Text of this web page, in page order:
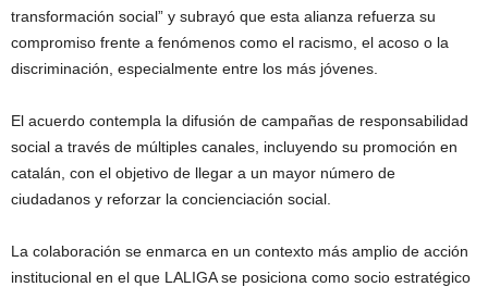
transformación social” y subrayó que esta alianza refuerza su
compromiso frente a fenómenos como el racismo, el acoso o la
discriminación, especialmente entre los más jóvenes.
El acuerdo contempla la difusión de campañas de responsabilidad
social a través de múltiples canales, incluyendo su promoción en
catalán, con el objetivo de llegar a un mayor número de
ciudadanos y reforzar la concienciación social.
La colaboración se enmarca en un contexto más amplio de acción
institucional en el que LALIGA se posiciona como socio estratégico